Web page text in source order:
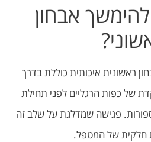
אבחון
ראשונית איכותית כוללת בדרך
של כפות הרגליים לפני תחילת
פגישה שמדלגת על שלב זה
חלקית של המטפל.